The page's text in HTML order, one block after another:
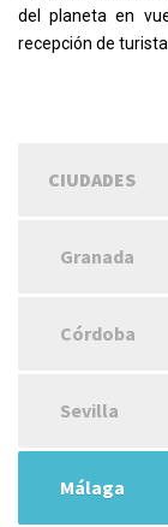
del planeta en
recepción de
CIUDADES
Granada
Córdoba
Sevilla
Málaga